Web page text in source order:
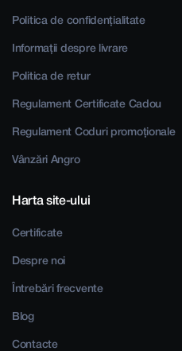
Politica de confidențialitate
Informații despre livrare
Politica de retur
Regulament Certificate Cadou
Regulament Coduri promoționale
Vânzări Angro
Harta site-ului
Certificate
Despre noi
Întrebări frecvente
Blog
Contacte